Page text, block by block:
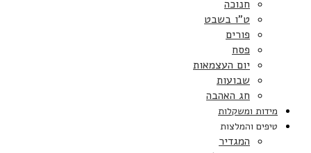
חנוכה
ט”ו בשבט
פורים
פסח
יום העצמאות
שבועות
חג האהבה
מידות ומשקלות
טיפים והמלצות
המגדיר